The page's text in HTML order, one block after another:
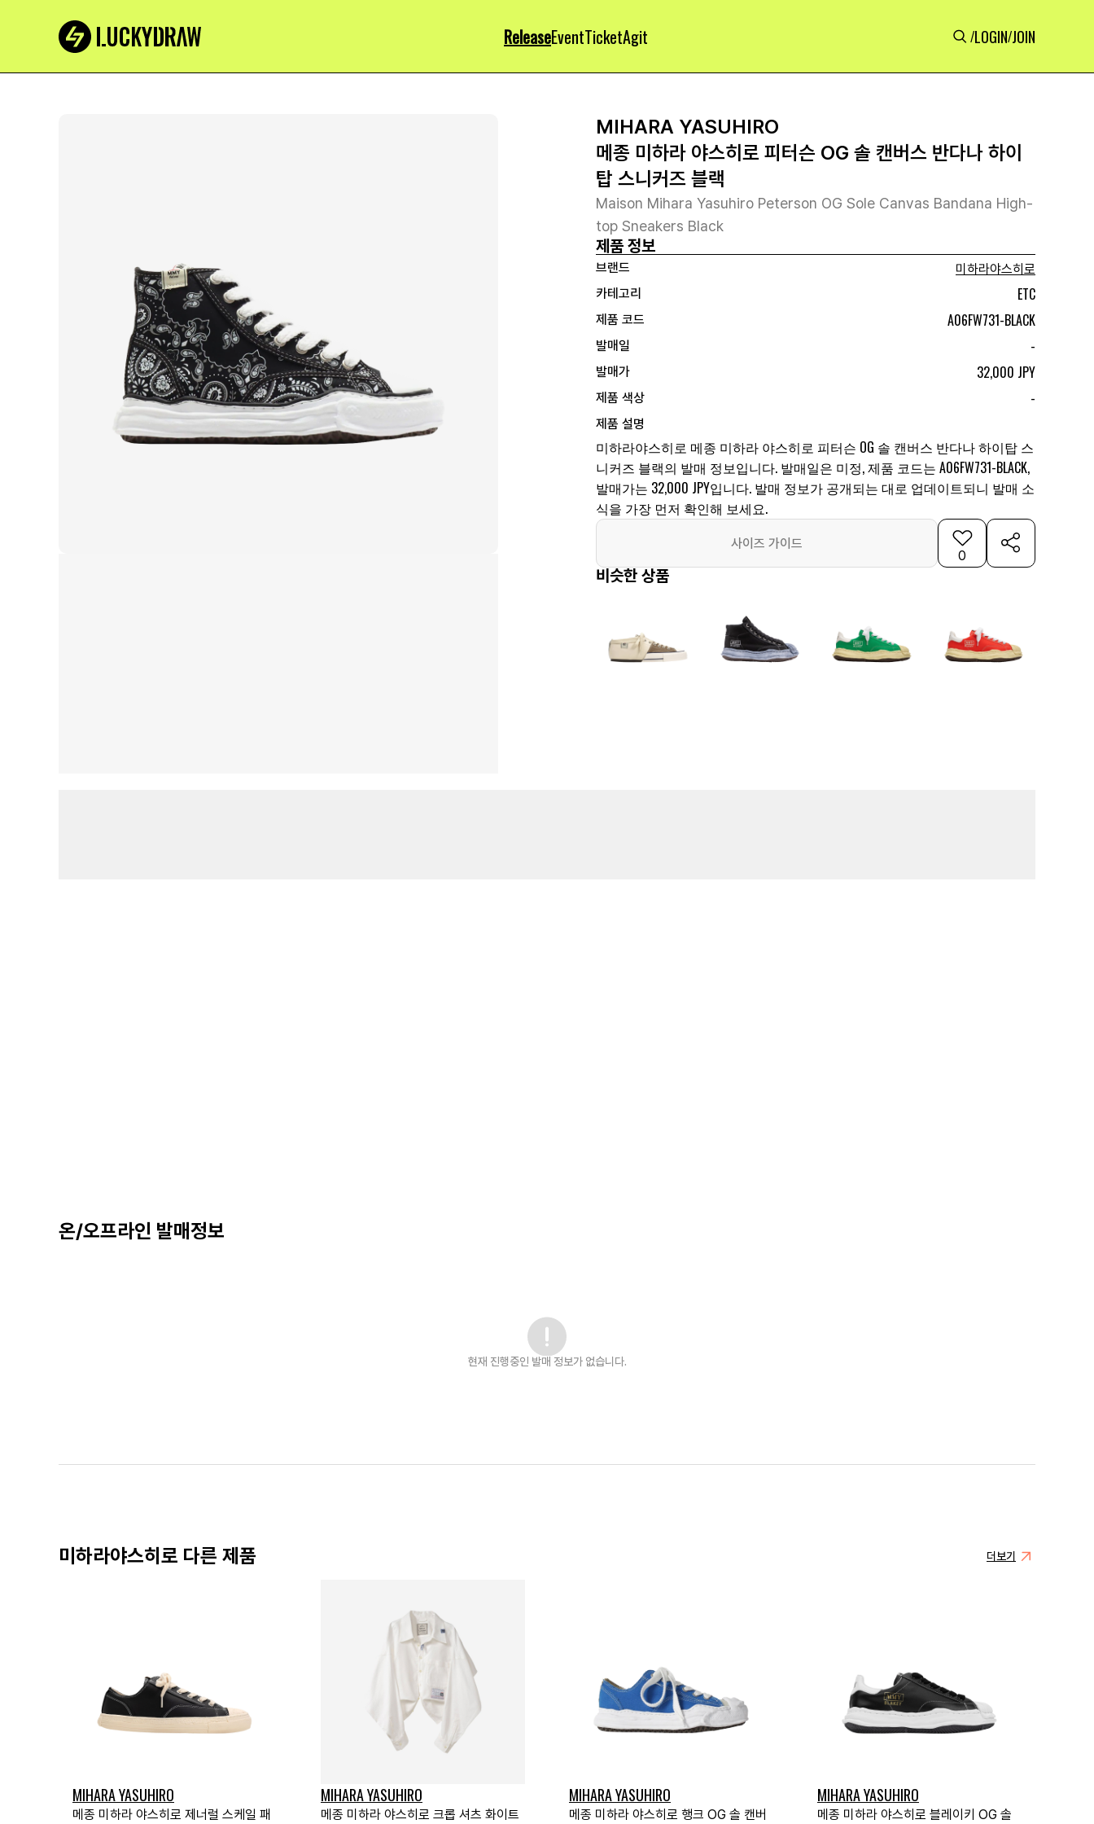
ReleaseEventTicketAgit /LOGIN/JOIN
MIHARA YASUHIRO
메종 미하라 야스히로 피터슨 OG 솔 캔버스 반다나 하이
탑 스니커즈 블랙
Maison Mihara Yasuhiro Peterson OG Sole Canvas Bandana High-
top Sneakers Black
제품 정보
브랜드
미하라야스히로
카테고리
ETC
제품 코드 A06FW731-BLACK
발매일 -
발매가 32,000 JPY
제품 색상 -
제품 설명
미하라야스히로 메종 미하라 야스히로 피터슨 OG 솔 캔버스 반다나 하이탑 스
니커즈 블랙의 발매 정보입니다. 발매일은 미정, 제품 코드는 A06FW731-BLACK,
발매가는 32,000 JPY입니다. 발매 정보가 공개되는 대로 업데이트되니 발매 소
식을 가장 먼저 확인해 보세요.
사이즈 가이드
0
비슷한 상품
온/오프라인 발매정보
현재 진행중인 발매 정보가 없습니다.
미하라야스히로 다른 제품 더보기
MIHARA YASUHIRO
메종 미하라 야스히로 제너럴 스케일 패
MIHARA YASUHIRO
메종 미하라 야스히로 크롭 셔츠 화이트
MIHARA YASUHIRO
메종 미하라 야스히로 행크 OG 솔 캔버
MIHARA YASUHIRO
메종 미하라 야스히로 블레이키 OG 솔